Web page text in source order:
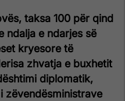
taksa 100 për qind
ndalja e ndarjes së
kryesore të
zhvatja e buxhetit
diplomatik,
zëvendësministrave